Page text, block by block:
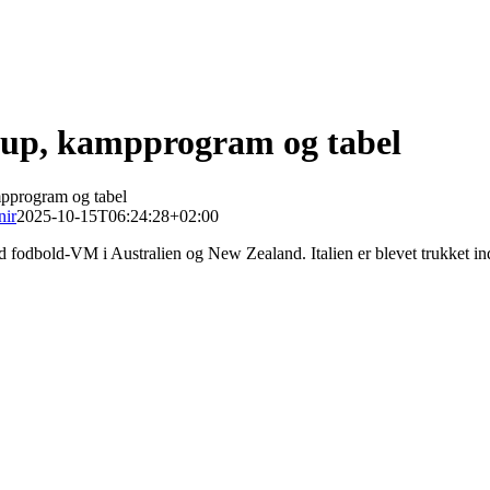
kampprogram og tabel
og tabel
2025-10-15T06:24:28+02:00
fodbold-VM i Australien og New Zealand. Italien er blevet trukket